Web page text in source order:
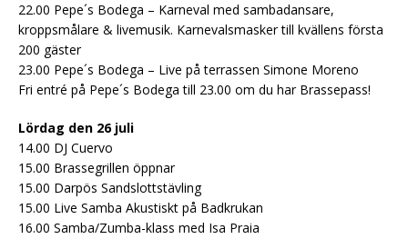
22.00 Pepe´s Bodega – Karneval med sambadansare,
kroppsmålare & livemusik. Karnevalsmasker till kvällens första
200 gäster
23.00 Pepe´s Bodega – Live på terrassen Simone Moreno
Fri entré på Pepe´s Bodega till 23.00 om du har Brassepass!
Lördag den 26 juli
14.00 DJ Cuervo
15.00 Brassegrillen öppnar
15.00 Darpös Sandslottstävling
15.00 Live Samba Akustiskt på Badkrukan
16.00 Samba/Zumba-klass med Isa Praia